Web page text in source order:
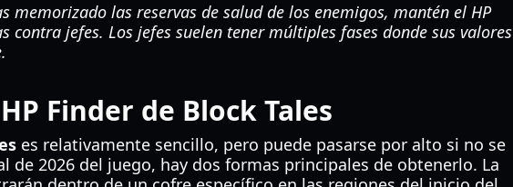
memorizado las reservas de salud de los enemigos, mantén el HP
contra jefes. Los jefes suelen tener múltiples fases donde sus valores
Finder de Block Tales
es relativamente sencillo, pero puede pasarse por alto si no se
de 2026 del juego, hay dos formas principales de obtenerlo. La